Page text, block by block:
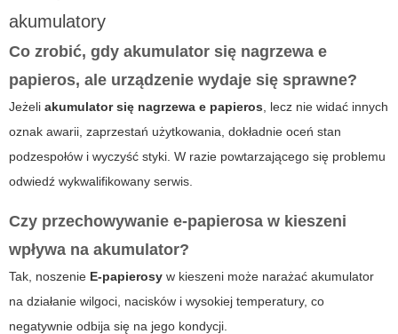
akumulatory
Co zrobić, gdy akumulator się nagrzewa e
papieros, ale urządzenie wydaje się sprawne?
Jeżeli akumulator się nagrzewa e papieros , lecz nie widać innych
oznak awarii, zaprzestań użytkowania, dokładnie oceń stan
podzespołów i wyczyść styki. W razie powtarzającego się problemu
odwiedź wykwalifikowany serwis.
Czy przechowywanie e-papierosa w kieszeni
wpływa na akumulator?
Tak, noszenie E-papierosy w kieszeni może narażać akumulator
na działanie wilgoci, nacisków i wysokiej temperatury, co
negatywnie odbija się na jego kondycji.